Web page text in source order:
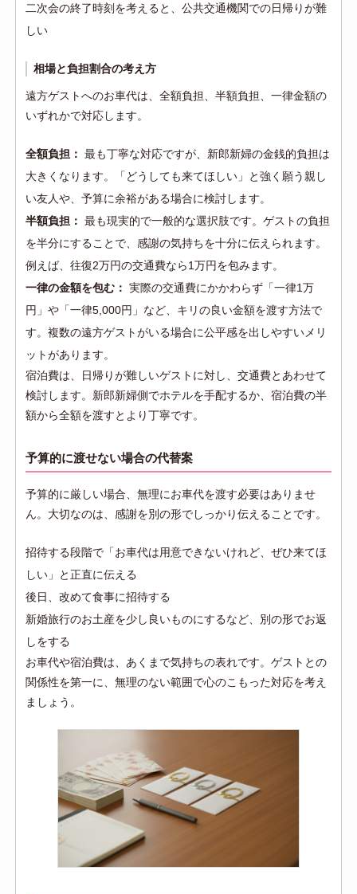
二次会の終了時刻を考えると、公共交通機関での日帰りが難
しい
相場と負担割合の考え方
遠方ゲストへのお車代は、全額負担、半額負担、一律金額の
いずれかで対応します。
全額負担： 最も丁寧な対応ですが、新郎新婦の金銭的負担は
大きくなります。「どうしても来てほしい」と強く願う親し
い友人や、予算に余裕がある場合に検討します。
半額負担： 最も現実的で一般的な選択肢です。ゲストの負担
を半分にすることで、感謝の気持ちを十分に伝えられます。
例えば、往復2万円の交通費なら1万円を包みます。
一律の金額を包む： 実際の交通費にかかわらず「一律1万
円」や「一律5,000円」など、キリの良い金額を渡す方法で
す。複数の遠方ゲストがいる場合に公平感を出しやすいメリ
ットがあります。
宿泊費は、日帰りが難しいゲストに対し、交通費とあわせて
検討します。新郎新婦側でホテルを手配するか、宿泊費の半
額から全額を渡すとより丁寧です。
予算的に渡せない場合の代替案
予算的に厳しい場合、無理にお車代を渡す必要はありませ
ん。大切なのは、感謝を別の形でしっかり伝えることです。
招待する段階で「お車代は用意できないけれど、ぜひ来てほ
しい」と正直に伝える
後日、改めて食事に招待する
新婚旅行のお土産を少し良いものにするなど、別の形でお返
しをする
お車代や宿泊費は、あくまで気持ちの表れです。ゲストとの
関係性を第一に、無理のない範囲で心のこもった対応を考え
ましょう。